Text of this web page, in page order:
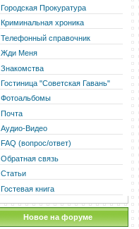
Городская Прокуратура
Криминальная хроника
Телефонный справочник
Жди Меня
Знакомства
Гостиница "Советская Гавань"
Фотоальбомы
Почта
Аудио-Видео
FAQ (вопрос/ответ)
Обратная связь
Статьи
Гостевая книга
Новое на форуме